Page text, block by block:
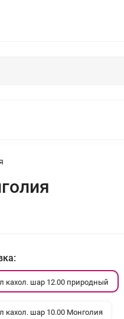
кахол. шар 12.00 природный
кахол. шар 10.00 Монголия